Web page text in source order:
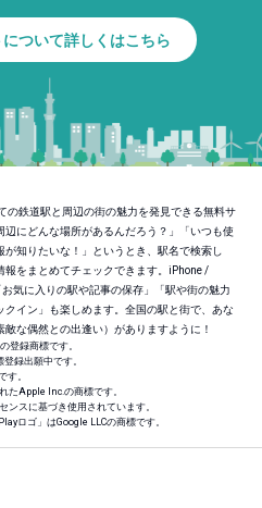
ついて詳しくはこちら
の鉄道駅と周辺の街の魅力を発見できる無料サ
にどんな場所があるんだろう？」「いつも使
知りたいな！」というとき、駅名で検索し
をまとめてチェックできます。iPhone /
気に入りの駅や記事の保存」「駅や街の魅力
イン」も楽しめます。全国の駅と街で、あな
な偶然との出逢い）がありますように！
登録商標です。
録出願中です。
す。
たApple Inc.の商標です。
ンスに基づき使用されています。
ロゴ」はGoogle LLCの商標です。